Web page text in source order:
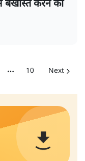
बर्खास्त करने की
More pages
10 Next